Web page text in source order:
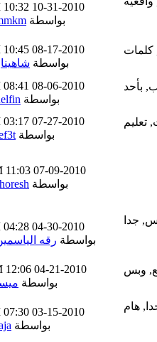
10-31-2010
10:32 PM
بواسطةmmkm
08-17-2010
10:45 PM
بواسطةشاهيناز
08-06-2010
08:41 PM
بواسطةdelfin
07-27-2010
03:17 PM
بواسطةref3t
07-09-2010
11:03 AM
بواسطةshoresh
04-30-2010
04:28 PM
بواسطةرقه الياسمين
04-21-2010
12:06 AM
بواسطةميسا
03-15-2010
07:30 PM
بواسطةraja